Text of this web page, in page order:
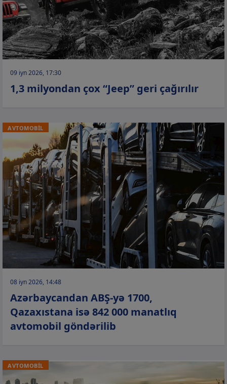
09 iyn 2026, 17:30
1,3 milyondan çox “Jeep” geri çağırılır
AVTOMOBİL
08 iyn 2026, 14:48
Azərbaycandan ABŞ-yə 1700,
Qazaxıstana isə 842 000 manatlıq
avtomobil göndərilib
AVTOMOBİL